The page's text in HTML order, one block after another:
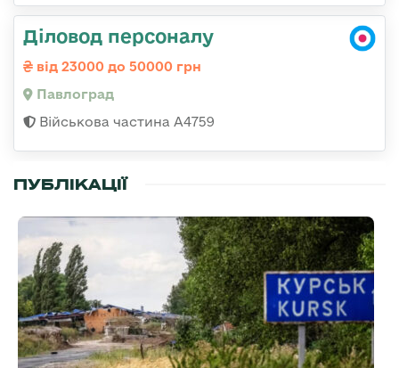
Діловод персоналу
від 23000 до 50000 грн
Павлоград
Військова частина А4759
ПУБЛІКАЦІЇ